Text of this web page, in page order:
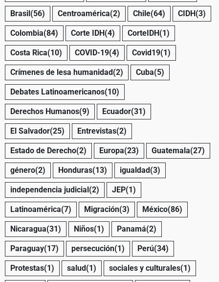
Brasil(56) Centroamérica(2) Chile(64) CIDH(3)
Colombia(84) Corte IDH(4) CorteIDH(1)
Costa Rica(10) COVID-19(4) Covid19(1)
Crímenes de lesa humanidad(2) Cuba(5)
Debates Latinoamericanos(10)
Derechos Humanos(9) Ecuador(31)
El Salvador(25) Entrevistas(2)
Estado de Derecho(2) Europa(23) Guatemala(27)
género(2) Honduras(13) igualdad(3)
independencia judicial(2) JEP(1)
Latinoamérica(7) Migración(3) México(86)
Nicaragua(31) Niños(1) Panamá(2)
Paraguay(17) persecución(1) Perú(34)
Protestas(1) salud(1) sociales y culturales(1)